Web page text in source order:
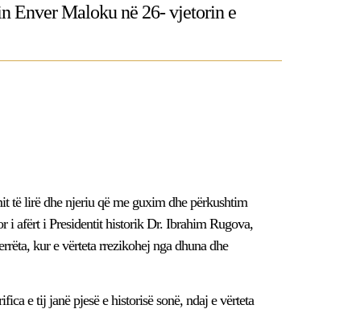
Enver Maloku në 26- vjetorin e
të lirë dhe njeriu që me guxim dhe përkushtim
i afërt i Presidentit historik Dr. Ibrahim Rugova,
kur e vërteta rrezikohej nga dhuna dhe
e tij janë pjesë e historisë sonë, ndaj e vërteta